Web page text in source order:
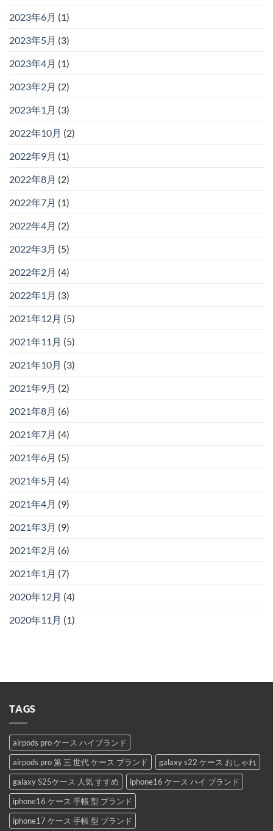
2023年6月 (1)
2023年5月 (3)
2023年4月 (1)
2023年2月 (2)
2023年1月 (3)
2022年10月 (2)
2022年9月 (1)
2022年8月 (2)
2022年7月 (1)
2022年4月 (2)
2022年3月 (5)
2022年2月 (4)
2022年1月 (3)
2021年12月 (5)
2021年11月 (5)
2021年10月 (3)
2021年9月 (2)
2021年8月 (6)
2021年7月 (4)
2021年6月 (5)
2021年5月 (4)
2021年4月 (9)
2021年3月 (9)
2021年2月 (6)
2021年1月 (7)
2020年12月 (4)
2020年11月 (1)
TAGS
airpods pro ケース ハイブランド
airpods pro 第 三 世代 ケース ブランド
galaxy s22 ケース おしゃれ
galaxy S25ケース 人気 すすめ
iphone16 ケース ハイ ブランド
iphone16 ケース 手帳 型 ブランド
iphone17 ケース 手帳 型 ブランド